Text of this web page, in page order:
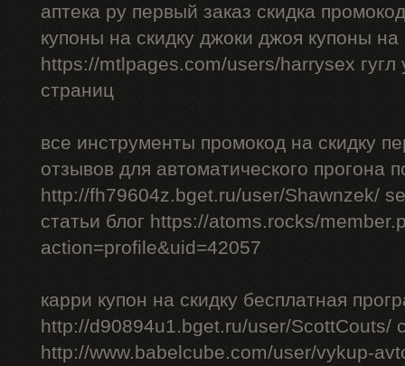
аптека ру первый заказ скидка
купоны на скидку джоки джоя купоны на
https://mtlpages.com/users/harrysex гугл
страниц
все инструменты промокод на скидку
отзывов для автоматического прогона
http://fh79604z.bget.ru/user/Shawnzek/
статьи блог https://atoms.rocks/
action=profile&uid=42057
карри купон на скидку бесплатная
http://d90894u1.bget.ru/user/ScottCouts/
http://www.babelcube.com/user/vykup-